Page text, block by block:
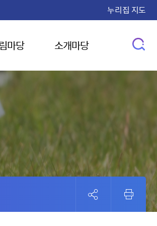
누리집 지도
마당 소개마당